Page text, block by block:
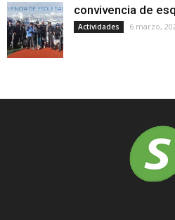
convivencia de
Actividades 6 marzo,